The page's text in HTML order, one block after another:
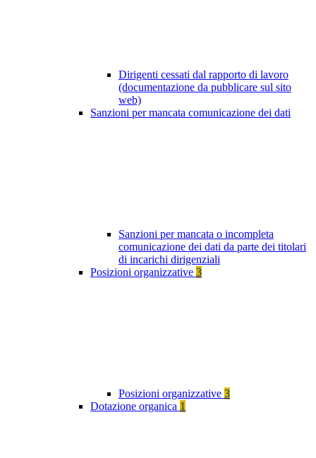
Dirigenti cessati dal rapporto di lavoro
(documentazione da pubblicare sul sito
web)
Sanzioni per mancata comunicazione dei dati
Sanzioni per mancata o incompleta
comunicazione dei dati da parte dei titolari
di incarichi dirigenziali
Posizioni organizzative 3
Posizioni organizzative 3
Dotazione organica 1